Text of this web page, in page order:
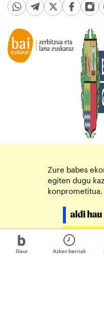
Gaur Azken berriak
Zure babes
egiten dugu
konprometitua.
Egin